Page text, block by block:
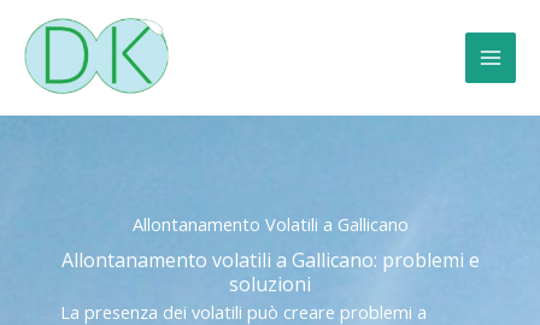
contenuto
Allontanamento Volatili a Gallicano
Allontanamento volatili a Gallicano: problemi e
soluzioni
La presenza dei volatili può creare problemi a